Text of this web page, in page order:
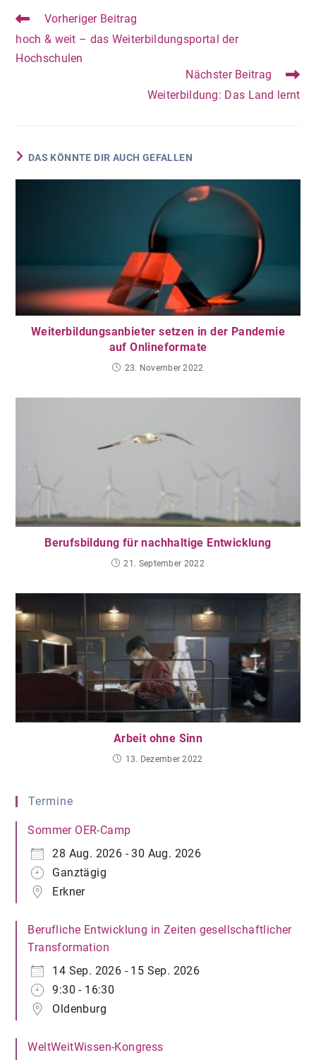
Vorheriger Beitrag
hoch & weit – das Weiterbildungsportal der
Hochschulen
Nächster Beitrag
Weiterbildung: Das Land lernt
DAS KÖNNTE DIR AUCH GEFALLEN
Weiterbildungsanbieter setzen in der Pandemie
auf Onlineformate
23. November 2022
Berufsbildung für nachhaltige Entwicklung
21. September 2022
Arbeit ohne Sinn
13. Dezember 2022
Termine
Sommer OER-Camp
28 Aug. 2026 - 30 Aug. 2026
Ganztägig
Erkner
Berufliche Entwicklung in Zeiten gesellschaftlicher
Transformation
14 Sep. 2026 - 15 Sep. 2026
9:30 - 16:30
Oldenburg
WeltWeitWissen-Kongress